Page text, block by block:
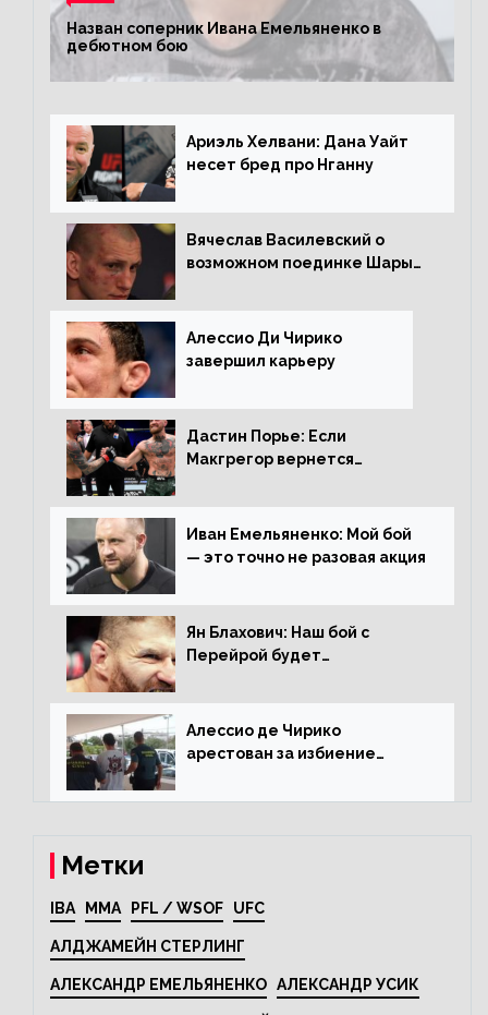
Назван соперник Ивана Емельяненко в
дебютном бою
Ариэль Хелвани: Дана Уайт
несет бред про Нганну
Вячеслав Василевский о
возможном поединке Шары
Копыловым
Алессио Ди Чирико
завершил карьеру
Дастин Порье: Если
Макгрегор вернется
раунда на Чендлера
Иван Емельяненко: Мой бой
— это точно не разовая акция
Ян Блахович: Наш бой с
Перейрой будет
Алессио де Чирико
арестован за избиение
Метки
IBA MMA PFL / WSOF UFC
АЛДЖАМЕЙН СТЕРЛИНГ
АЛЕКСАНДР ЕМЕЛЬЯНЕНКО АЛЕКСАНДР УСИК